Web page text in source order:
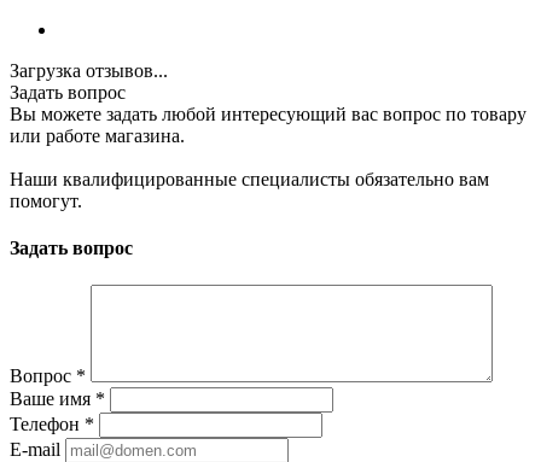
Загрузка отзывов...
Задать вопрос
Вы можете задать любой интересующий вас вопрос по товару
или работе магазина.
Наши квалифицированные специалисты обязательно вам
помогут.
Задать вопрос
Вопрос *
Ваше имя *
Телефон *
E-mail